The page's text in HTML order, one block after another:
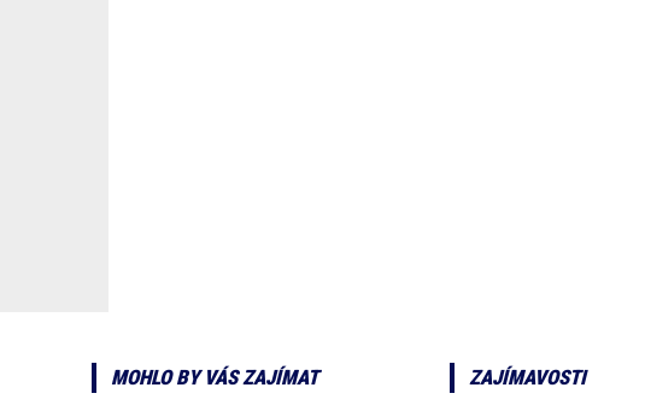
MOHLO BY VÁS ZAJÍMAT ZAJÍMAVOSTI